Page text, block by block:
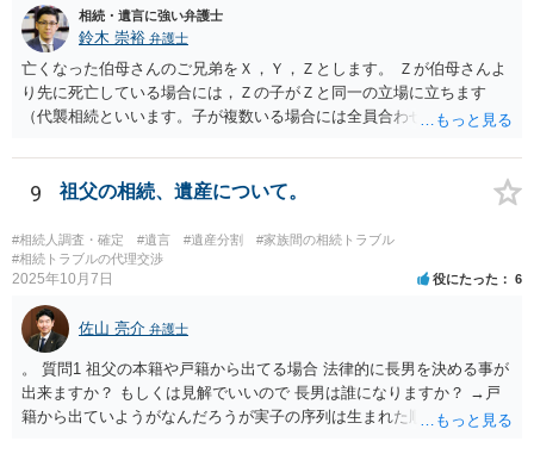
相続・遺言に強い弁護士
鈴木 崇裕 弁護士
亡くなった伯母さんのご兄弟をＸ，Ｙ，Ｚとします。 Ｚが伯母さんよ
り先に死亡している場合には，Ｚの子がＺと同一の立場に立ちます
（代襲相続といいます。子が複数いる場合には全員合わせてＺと同一
つの相続分を有していますので， そのことを前提として，遺産分割協
議をすることになります（必ずしも３分の１ずつにしなくても，合意
ができれば構いません。）。 今後の対応としては， ①伯母さんの相続
財産（遺産）の全容を整理する（預貯金，有価証券，不動産等の有無
を調べることになります。） ②相続財産に照らし，相続税の申告の準
備をする（税理士の先生にご相談ください。） ③遺産分割協議をする
（ご本人同士で行っても構いませんし，弁護士に相談することもよろ
しいと思います。） ことになります。
9 祖父の相続、遺産について。
#相続人調査・確定 #遺言 #遺産分割
#家族間の相続トラブル
#相続トラブルの代理交渉
2025年10月7日 役にたった 6
佐山 亮介 弁護士
。 質問1 祖父の本籍や戸籍から出てる場合 法律的に長男を決める事が
出来ますか？ もしくは見解でいいので 長男は誰になりますか？ →戸
籍から出ていようがなんだろうが実子の序列は生まれた順ですから、